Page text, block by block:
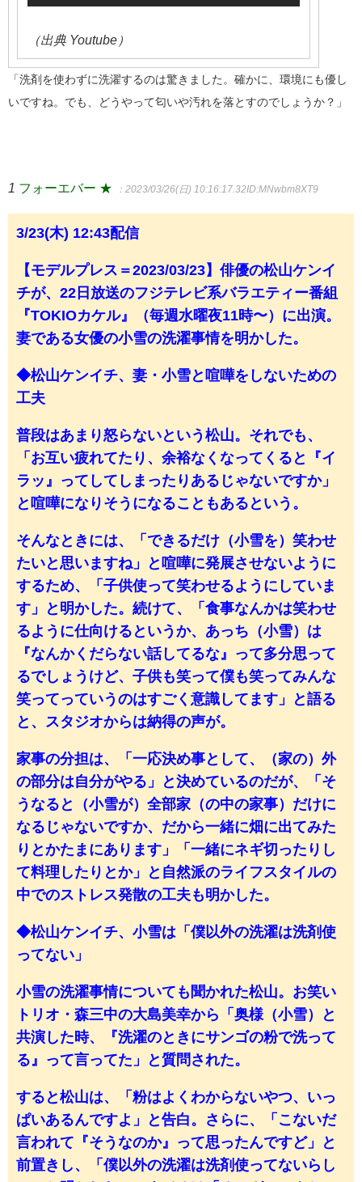
（出典 Youtube）
「洗剤を使わずに洗濯するのは驚きました。確かに、環境にも優し
いですね。でも、どうやって匂いや汚れを落とすのでしょうか？」
1 フォーエバー ★ ：2023/03/26(日) 10:16:17.32ID:MNwbm8XT9
3/23(木) 12:43配信
【モデルプレス＝2023/03/23】俳優の松山ケンイ
チが、22日放送のフジテレビ系バラエティー番組
『TOKIOカケル』（毎週水曜夜11時〜）に出演。
妻である女優の小雪の洗濯事情を明かした。
◆松山ケンイチ、妻・小雪と喧嘩をしないための
工夫
普段はあまり怒らないという松山。それでも、
「お互い疲れてたり、余裕なくなってくると『イ
ラッ』ってしてしまったりあるじゃないですか」
と喧嘩になりそうになることもあるという。
そんなときには、「できるだけ（小雪を）笑わせ
たいと思いますね」と喧嘩に発展させないように
するため、「子供使って笑わせるようにしていま
す」と明かした。続けて、「食事なんかは笑わせ
るように仕向けるというか、あっち（小雪）は
『なんかくだらない話してるな』って多分思って
るでしょうけど、子供も笑って僕も笑ってみんな
笑ってっていうのはすごく意識してます」と語る
と、スタジオからは納得の声が。
家事の分担は、「一応決め事として、（家の）外
の部分は自分がやる」と決めているのだが、「そ
うなると（小雪が）全部家（の中の家事）だけに
なるじゃないですか、だから一緒に畑に出てみた
りとかたまにあります」「一緒にネギ切ったりし
て料理したりとか」と自然派のライフスタイルの
中でのストレス発散の工夫も明かした。
◆松山ケンイチ、小雪は「僕以外の洗濯は洗剤使
ってない」
小雪の洗濯事情についても聞かれた松山。お笑い
トリオ・森三中の大島美幸から「奥様（小雪）と
共演した時、『洗濯のときにサンゴの粉で洗って
る』って言ってた」と質問された。
すると松山は、「粉はよくわからないやつ、いっ
ぱいあるんですよ」と告白。さらに、「こないだ
言われて『そうなのか』って思ったんですど」と
前置きし、「僕以外の洗濯は洗剤使ってないらし